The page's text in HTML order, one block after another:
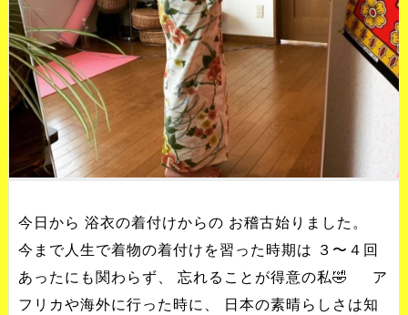
今日から 浴衣の着付けからの お稽古始りました。
今まで人生で着物の着付けを習った時期は ３〜４回
あったにも関わらず、 忘れることが得意の私🤣 ア
フリカや海外に行った時に、 日本の素晴らしさは知